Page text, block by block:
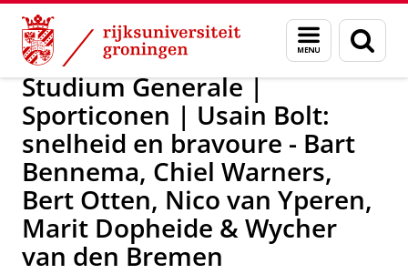
Skip
Content
Skip
Navigation
Menu
en
zoeken
Over ons Actueel Evenementen
Studium Generale |
Sporticonen | Usain Bolt:
snelheid en bravoure - Bart
Bennema, Chiel Warners,
Bert Otten, Nico van Yperen,
Marit Dopheide & Wycher
van den Bremen